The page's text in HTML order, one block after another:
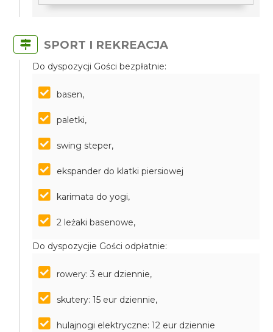
SPORT I REKREACJA
Do dyspozycji Gości bezpłatnie:
basen,
paletki,
swing steper,
ekspander do klatki piersiowej
karimata do yogi,
2 leżaki basenowe,
Do dyspozycjie Gości odpłatnie:
rowery: 3 eur dziennie,
skutery: 15 eur dziennie,
hulajnogi elektryczne: 12 eur dziennie